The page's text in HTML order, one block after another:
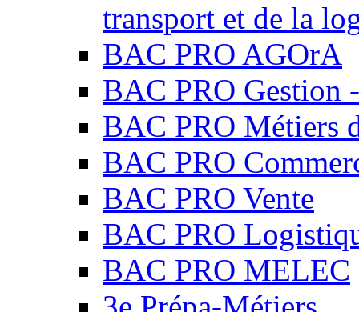
transport et de la
BAC PRO AGOrA
BAC PRO Gestion
BAC PRO Métiers
BAC PRO
BAC PRO Vente
BAC PRO
BAC PRO MELEC